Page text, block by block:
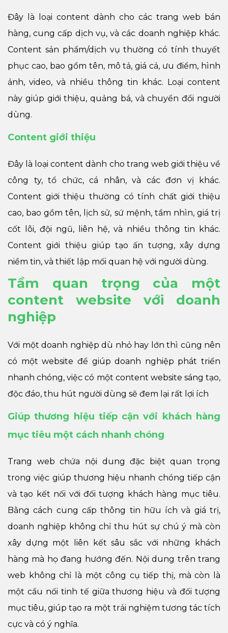
Đây là loại content dành cho các trang web bán
hàng, cung cấp dịch vụ, và các doanh nghiệp khác.
Content sản phẩm/dịch vụ thường có tính thuyết
phục cao, bao gồm tên, mô tả, giá cả, ưu điểm, hình
ảnh, video, và nhiều thông tin khác. Loại content
này giúp giới thiệu, quảng bá, và chuyển đổi người
dùng.
Content giới thiệu
Đây là loại content dành cho trang web giới thiệu về
công ty, tổ chức, cá nhân, và các đơn vị khác.
Content giới thiệu thường có tính chất giới thiệu
cao, bao gồm tên, lịch sử, sứ mệnh, tầm nhìn, giá trị
cốt lõi, đội ngũ, liên hệ, và nhiều thông tin khác.
Content giới thiệu giúp tạo ấn tượng, xây dựng
niềm tin, và thiết lập mối quan hệ với người dùng.
Tầm quan trọng của một
content website với doanh
nghiệp
Với một doanh nghiệp dù nhỏ hay lớn thì cũng nên
có một website để giúp doanh nghiệp phát triển
nhanh chóng, việc có một content website sáng tạo,
độc đáo, thu hút người dùng sẽ đem lại rất lợi ích
Giúp thương hiệu tiếp cận với khách hàng
mục tiêu một cách nhanh chóng
Trang web chứa nội dung đặc biệt quan trọng
trong việc giúp thương hiệu nhanh chóng tiếp cận
và tạo kết nối với đối tượng khách hàng mục tiêu.
Bằng cách cung cấp thông tin hữu ích và giá trị,
doanh nghiệp không chỉ thu hút sự chú ý mà còn
xây dựng một liên kết sâu sắc với những khách
hàng mà họ đang hướng đến. Nội dung trên trang
web không chỉ là một công cụ tiếp thị, mà còn là
một cầu nối tinh tế giữa thương hiệu và đối tượng
mục tiêu, giúp tạo ra một trải nghiệm tương tác tích
cực và có ý nghĩa.